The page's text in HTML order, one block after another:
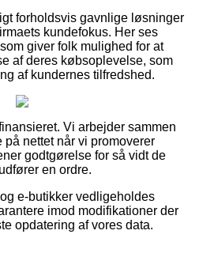
forholdsvis gavnlige løsninger
kundefokus. Her ses
giver folk mulighed for at
af deres købsoplevelse, som
af kundernes tilfredshed.
Vi arbejder sammen
på nettet når vi promoverer
godtgørelse for så vidt de
en ordre.
e-butikker vedligeholdes
imod modifikationer der
opdatering af vores data.